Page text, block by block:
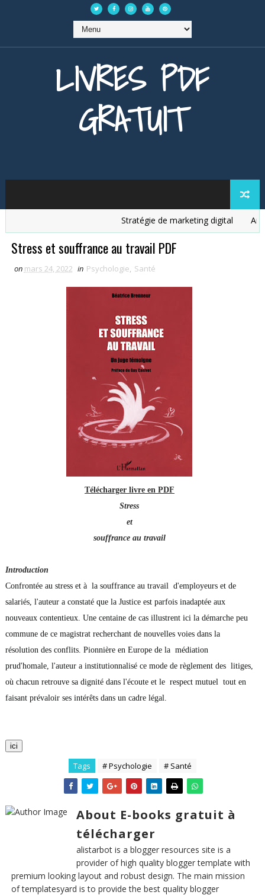
LIVRES PDF
GRATUIT
Stratégie de marketing digital
Stress et souffrance au travail PDF
on mars 24, 2022 in Psychologie, Santé
Télécharger livre en PDF
Stress
et
souffrance au travail
Introduction
Confrontée au stress et à la souffrance au travail d'employeurs et de
salariés, l'auteur a constaté que la Justice est parfois inadaptée aux
nouveaux contentieux. Une centaine de cas illustrent ici la démarche peu
commune de ce magistrat recherchant de nouvelles voies dans la
résolution des conflits. Pionnière en Europe de la médiation
prud'homale, l'auteur a institutionnalisé ce mode de règlement des litiges,
où chacun retrouve sa dignité dans l'écoute et le respect mutuel tout en
faisant prévaloir ses intérêts dans un cadre légal.
ici
Tags # Psychologie # Santé
About E-books gratuit à
télécharger
alistarbot is a blogger resources site is a
provider of high quality blogger template with
premium looking layout and robust design. The main mission
of templatesyard is to provide the best quality blogger